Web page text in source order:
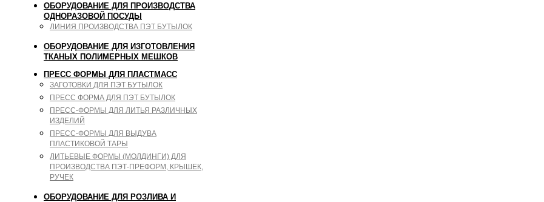
ОБОРУДОВАНИЕ ДЛЯ ПРОИЗВОДСТВА
ОДНОРАЗОВОЙ ПОСУДЫ
ЛИНИЯ ПРОИЗВОДСТВА ПЭТ БУТЫЛОК
ОБОРУДОВАНИЕ ДЛЯ ИЗГОТОВЛЕНИЯ
ТКАНЫХ ПОЛИМЕРНЫХ МЕШКОВ
ПРЕСС ФОРМЫ ДЛЯ ПЛАСТМАСС
ЗАГОТОВКИ ДЛЯ ПЭТ БУТЫЛОК
ПРЕСС ФОРМА ДЛЯ ПЭТ БУТЫЛОК
ПРЕСС-ФОРМЫ ДЛЯ ЛИТЬЯ РАЗЛИЧНЫХ
ИЗДЕЛИЙ
ПРЕСС-ФОРМЫ ДЛЯ ВЫДУВА
ПЛАСТИКОВОЙ ТАРЫ
ЛИТЬЕВЫЕ ФОРМЫ (МОЛДИНГИ) ДЛЯ
ПРОИЗВОДСТВА ПЭТ-ПРЕФОРМ, КРЫШЕК,
РУЧЕК
ОБОРУДОВАНИЕ ДЛЯ РОЗЛИВА И